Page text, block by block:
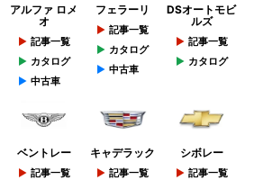
アルファ ロメ
オ
記事一覧
カタログ
中古車
フェラーリ
記事一覧
カタログ
中古車
DSオートモビ
ルズ
記事一覧
カタログ
ベントレー
記事一覧
キャデラック
記事一覧
シボレー
記事一覧